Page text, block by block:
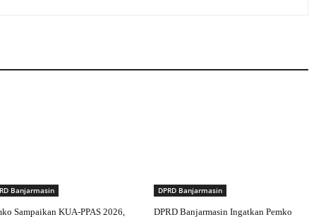
Banjarmasin
Sampaikan KUA-PPAS 2026,
DPRD Banjarmasin
DPRD Banjarmasin Ingatkan Pemko